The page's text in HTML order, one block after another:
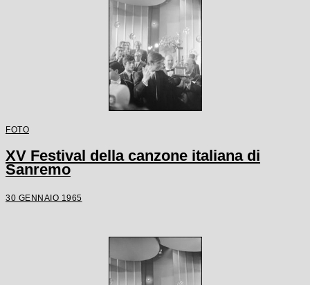
FOTO
XV Festival della canzone italiana di
Sanremo
30 GENNAIO 1965